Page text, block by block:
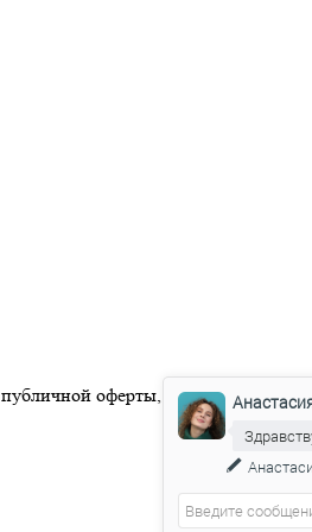
оферты, размещенной на